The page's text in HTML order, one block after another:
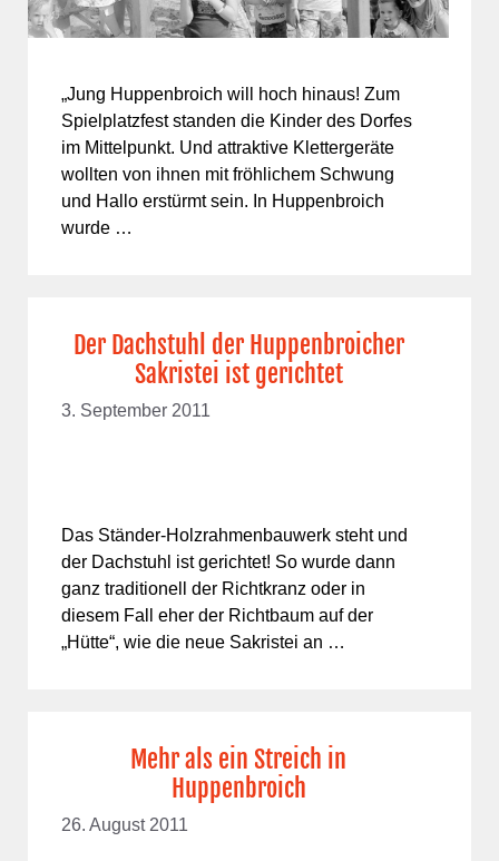
„Jung Huppenbroich will hoch hinaus! Zum
Spielplatzfest standen die Kinder des Dorfes
im Mittelpunkt. Und attraktive Klettergeräte
wollten von ihnen mit fröhlichem Schwung
und Hallo erstürmt sein. In Huppenbroich
wurde …
Der Dachstuhl der Huppenbroicher
Sakristei ist gerichtet
3. September 2011
Das Ständer-Holzrahmenbauwerk steht und
der Dachstuhl ist gerichtet! So wurde dann
ganz traditionell der Richtkranz oder in
diesem Fall eher der Richtbaum auf der
„Hütte“, wie die neue Sakristei an …
Mehr als ein Streich in
Huppenbroich
26. August 2011